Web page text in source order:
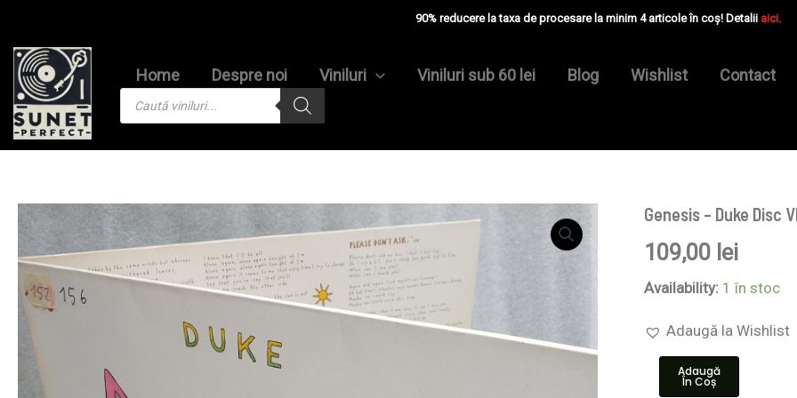
content
90% reducere la taxa de procesare la minim 4 articole în coș! Detalii aici.
Home Despre noi Viniluri Viniluri sub 60 lei Blog Wishlist Contact
search
Genesis – Duke Disc
109,00 lei
Availability: 1 în stoc
Adaugă la Wishlist
Cantitate
–
Duke
Disc
EX
Adaugă
În Coș